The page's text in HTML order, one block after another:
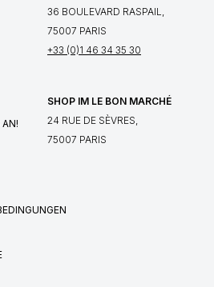
36 BOULEVARD RASPAIL,
75007 PARIS
+33 (0)1 46 34 35 30
SHOP IM LE BON MARCHÉ
24 RUE DE SÈVRES,
75007 PARIS